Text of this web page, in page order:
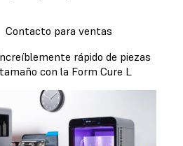
Contacto para ventas
rápido de piezas
con la Form Cure L